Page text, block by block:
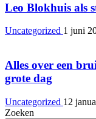
Leo Blokhuis als
Uncategorized 1 juni
Alles over een
grote dag
Uncategorized 12
Zoeken